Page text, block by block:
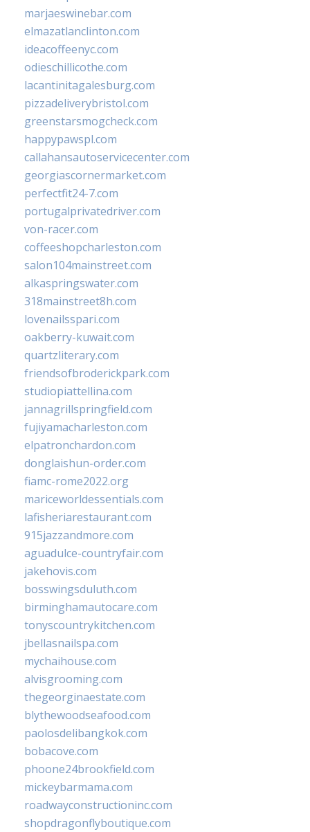
marjaeswinebar.com
elmazatlanclinton.com
ideacoffeenyc.com
odieschillicothe.com
lacantinitagalesburg.com
pizzadeliverybristol.com
greenstarsmogcheck.com
happypawspl.com
callahansautoservicecenter.com
georgiascornermarket.com
perfectfit24-7.com
portugalprivatedriver.com
von-racer.com
coffeeshopcharleston.com
salon104mainstreet.com
alkaspringswater.com
318mainstreet8h.com
lovenailsspari.com
oakberry-kuwait.com
quartzliterary.com
friendsofbroderickpark.com
studiopiattellina.com
jannagrillspringfield.com
fujiyamacharleston.com
elpatronchardon.com
donglaishun-order.com
fiamc-rome2022.org
mariceworldessentials.com
lafisheriarestaurant.com
915jazzandmore.com
aguadulce-countryfair.com
jakehovis.com
bosswingsduluth.com
birminghamautocare.com
tonyscountrykitchen.com
jbellasnailspa.com
mychaihouse.com
alvisgrooming.com
thegeorginaestate.com
blythewoodseafood.com
paolosdelibangkok.com
bobacove.com
phoone24brookfield.com
mickeybarmama.com
roadwayconstructioninc.com
shopdragonflyboutique.com